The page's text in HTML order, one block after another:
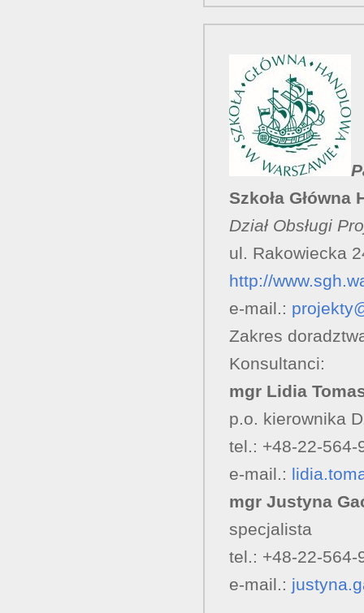
Szkoła Główna
Dział Obsługi
ul. Rakowiecka
http://
e-mail.:
Zakres
Konsultanci:
mgr Lidia
p.o. kierownika
tel.: +48-22-564-
e-mail.:
mgr Justyna
specjalista
tel.: +48-22-564-
e-mail.: